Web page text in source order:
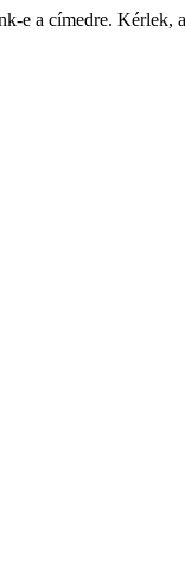
e a címedre. Kérlek,